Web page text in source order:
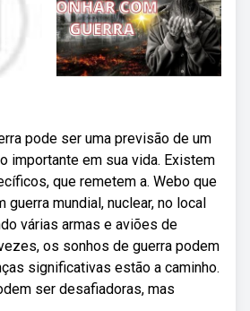
pode ser uma previsão de um
importante em sua vida. Existem
que remetem a. Webo que
guerra mundial, nuclear, no local
várias armas e aviões de
os sonhos de guerra podem
significativas estão a caminho.
ser desafiadoras, mas